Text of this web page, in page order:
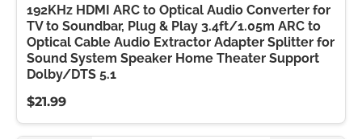
192KHz HDMI ARC to Optical Audio Converter for
TV to Soundbar, Plug & Play 3.4ft/1.05m ARC to
Optical Cable Audio Extractor Adapter Splitter for
Sound System Speaker Home Theater Support
Dolby/DTS 5.1
$21.99